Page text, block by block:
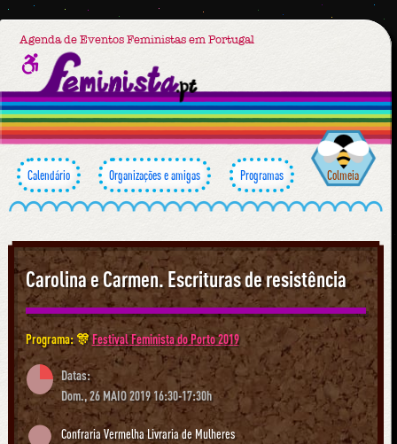
Agenda de Eventos Feministas em Portugal
Calendário Organizações e amigas Programas Colmeia
Carolina e Carmen. Escrituras de resistência
Programa: 🎊Festival Feminista do Porto 2019
Datas:
Dom., 26 MAIO 2019 16:30-17:30h
Confraria Vermelha Livraria de Mulheres